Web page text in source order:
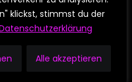
klickst, stimmst du der
Alle akzeptieren